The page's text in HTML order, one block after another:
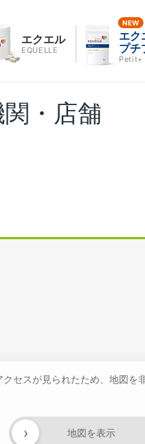
エクエル
EQUELLE
エク
プチ
Petit+
・店舗
クセスが見られたため、地図を
地図を表示
›